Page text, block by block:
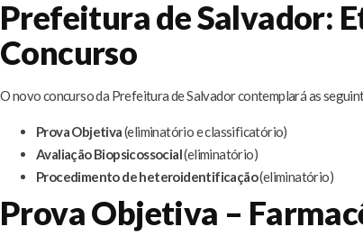
Prefeitura de Salvador:
Concurso
O novo concurso da Prefeitura de Salvador contemplará as
Prova Objetiva(eliminatório e classificatório)
Avaliação Biopsicossocial(eliminatório)
Procedimento de heteroidentificação(eliminatório)
Prova Objetiva –